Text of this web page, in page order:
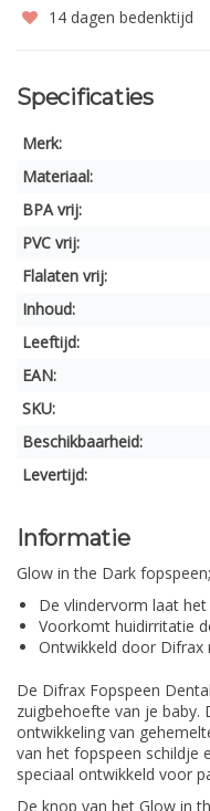
14 dagen bedenktijd
Specificaties
Merk:
Materiaal:
BPA vrij:
PVC vrij:
Flalaten vrij:
Inhoud:
Leeftijd:
EAN:
SKU:
Beschikbaarheid:
Levertijd:
Informatie
Glow in the Dark
De vlindervorm laat
Voorkomt huidirritatie
Ontwikkeld door Difrax
De Difrax Fopspeen
zuigbehoefte van je baby.
ontwikkeling van
van het fopspeen schildje
speciaal ontwikkeld voor
De knop van het Glow in